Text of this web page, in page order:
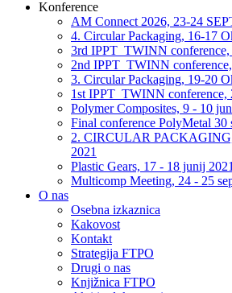
Konference
AM Connect 2026, 23-24
4. Circular Packaging, 16-17
3rd IPPT_TWINN
2nd IPPT_TWINN
3. Circular Packaging, 19-20
1st IPPT_TWINN conference,
Polymer Composites, 9 - 10
Final conference PolyMetal 30
2. CIRCULAR PACKAGING,
2021
Plastic Gears, 17 - 18 junij 2021
Multicomp Meeting, 24 - 25
O nas
Osebna izkaznica
Kakovost
Kontakt
Strategija FTPO
Drugi o nas
Knjižnica FTPO